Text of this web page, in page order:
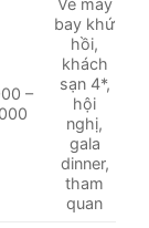
–
bay khứ
hồi,
khách
sạn 4*,
hội
nghị,
gala
dinner,
tham
quan